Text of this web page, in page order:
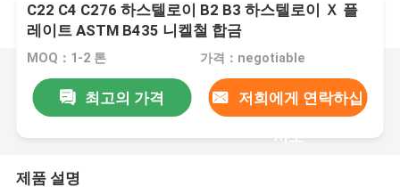
C22 C4 C276 하스텔로이 B2 B3 하스텔로이 Ｘ 플
레이트 ASTM B435 니켈철 합금
MOQ：1-2 톤 가격：negotiable
최고의 가격 저희에게 연락하십
시오
제품 설명